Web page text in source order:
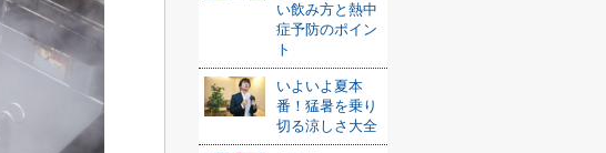
い飲み方と熱中
症予防のポイン
ト
いよいよ夏本
番！猛暑を乗り
切る涼しさ大全